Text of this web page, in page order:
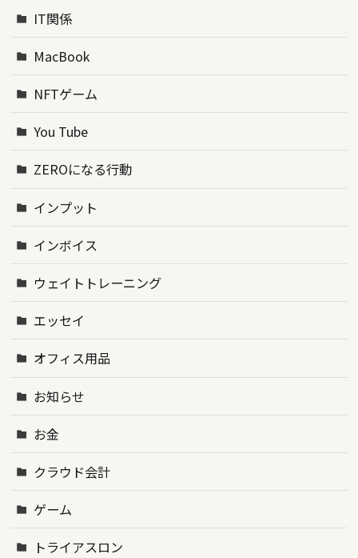
IT関係
MacBook
NFTゲーム
You Tube
ZEROになる行動
インプット
インボイス
ウェイトトレーニング
エッセイ
オフィス用品
お知らせ
お金
クラウド会計
ゲーム
トライアスロン